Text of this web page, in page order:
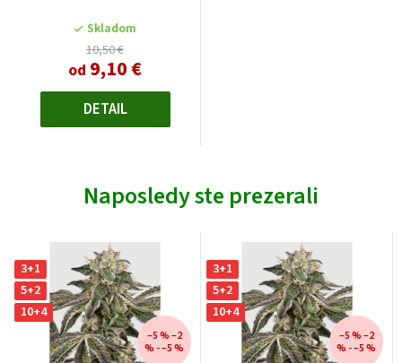
je
4,0
z
5
hviezdičiek.
Skladom
10,50 €
od 9,10 €
DETAIL
Naposledy ste prezerali
3+1
5+2
10+4
–5 % –2
% - –5 %
3+1
5+2
10+4
–5 % –2
% - –5 %